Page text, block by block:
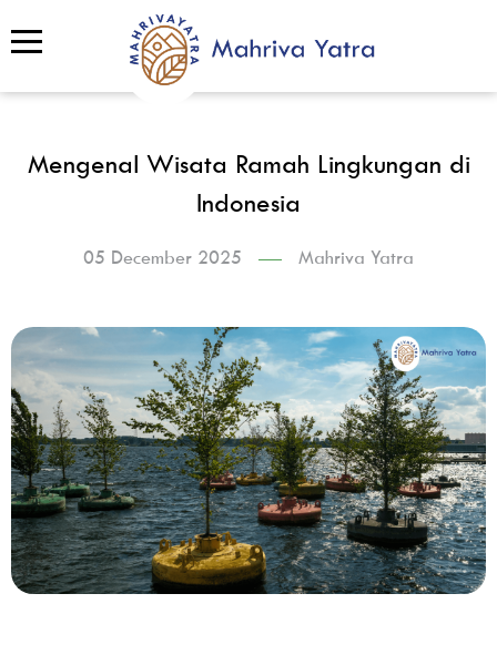
Mengenal Wisata Ramah Lingkungan di
Indonesia
05 December 2025 Mahriva Yatra